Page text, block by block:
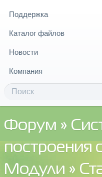
Поддержка
Каталог файлов
Новости
Компания
Форум »
построения
Модули »